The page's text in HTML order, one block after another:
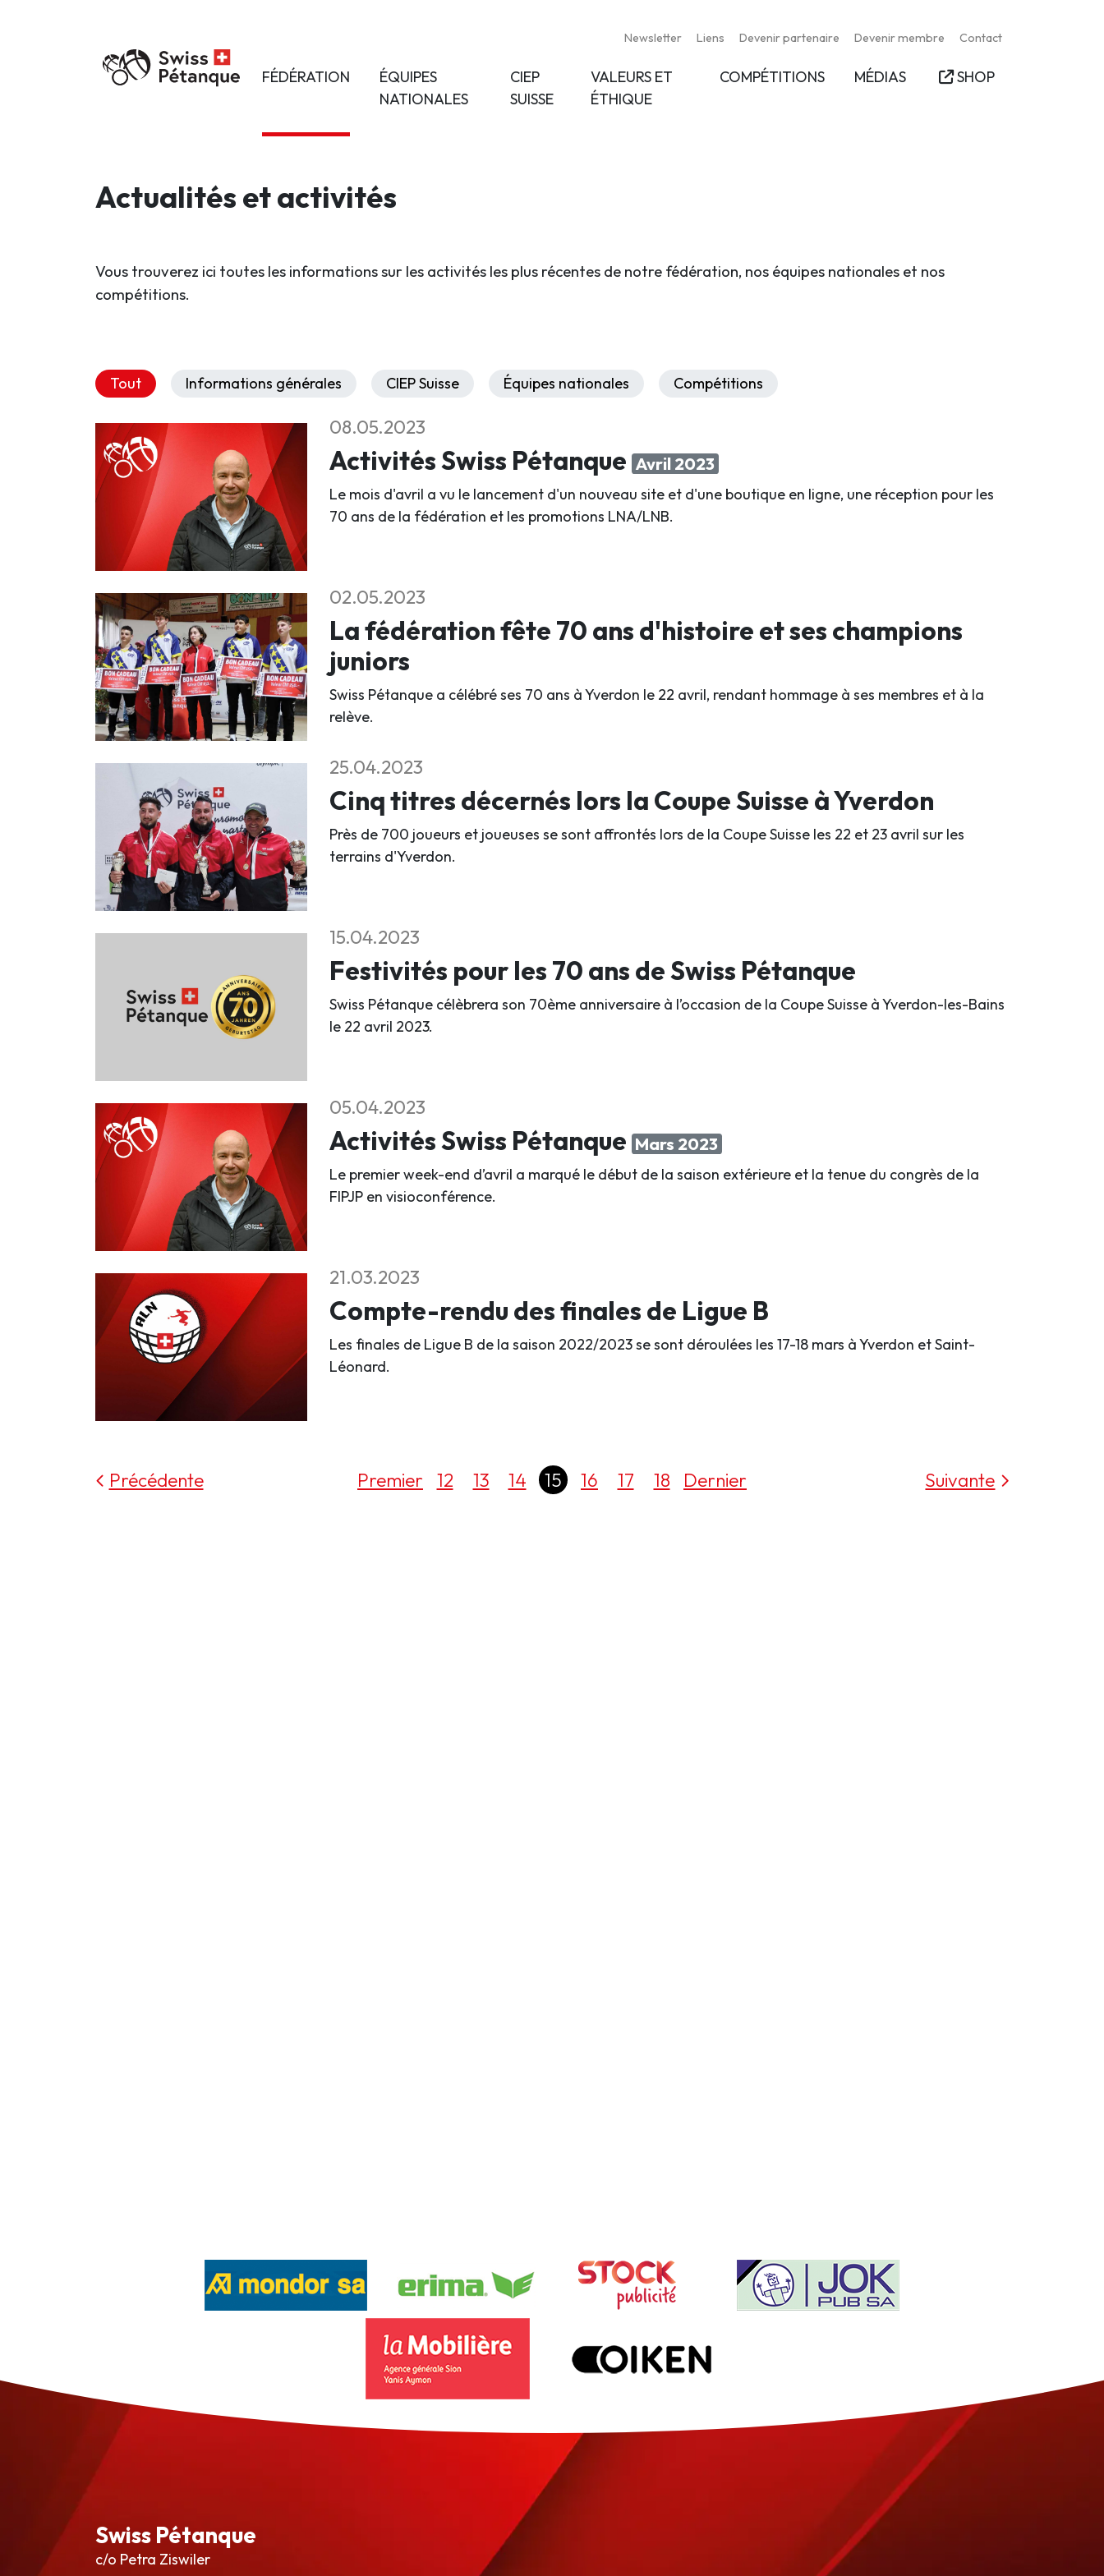
Newsletter Liens Devenir partenaire Devenir membre Contact
FÉDÉRATION
ÉQUIPES
NATIONALES
CIEP
SUISSE
VALEURS ET
ÉTHIQUE
COMPÉTITIONS MÉDIAS SHOP
Actualités et activités
Vous trouverez ici toutes les informations sur les activités les plus récentes de notre fédération, nos équipes nationales et nos
compétitions.
Tout Informations générales CIEP Suisse Équipes nationales Compétitions
08.05.2023
Activités Swiss Pétanque Avril 2023
Le mois d'avril a vu le lancement d'un nouveau site et d'une boutique en ligne, une réception pour les
70 ans de la fédération et les promotions LNA/LNB.
02.05.2023
La fédération fête 70 ans d'histoire et ses champions
juniors
Swiss Pétanque a célébré ses 70 ans à Yverdon le 22 avril, rendant hommage à ses membres et à la
relève.
25.04.2023
Cinq titres décernés lors la Coupe Suisse à Yverdon
Près de 700 joueurs et joueuses se sont affrontés lors de la Coupe Suisse les 22 et 23 avril sur les
terrains d'Yverdon.
15.04.2023
Festivités pour les 70 ans de Swiss Pétanque
Swiss Pétanque célèbrera son 70ème anniversaire à l’occasion de la Coupe Suisse à Yverdon-les-Bains
le 22 avril 2023.
05.04.2023
Activités Swiss Pétanque Mars 2023
Le premier week-end d’avril a marqué le début de la saison extérieure et la tenue du congrès de la
FIPJP en visioconférence.
21.03.2023
Compte-rendu des finales de Ligue B
Les finales de Ligue B de la saison 2022/2023 se sont déroulées les 17-18 mars à Yverdon et Saint-
Léonard.
Précédente Premier 12 13 14 15 16 17 18 Dernier Suivante
Swiss Pétanque
c/o Petra Ziswiler